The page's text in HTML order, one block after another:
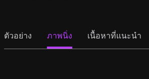
ตัวอย่าง ภาพนิ่ง เนื้อหาที่แนะนำ